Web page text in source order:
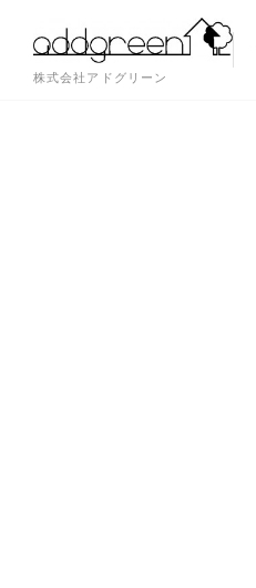
株式会社アドグリーン